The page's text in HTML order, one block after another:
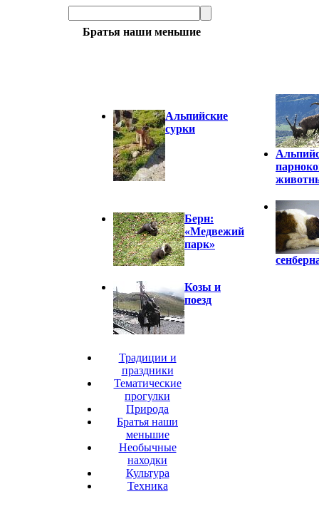
Братья наши меньшие
Альпийские
сурки
Берн:
«Медвежий
парк»
Козы и
поезд
Традиции и
праздники
Тематические
прогулки
Природа
Братья наши
меньшие
Необычные
находки
Культура
Техника